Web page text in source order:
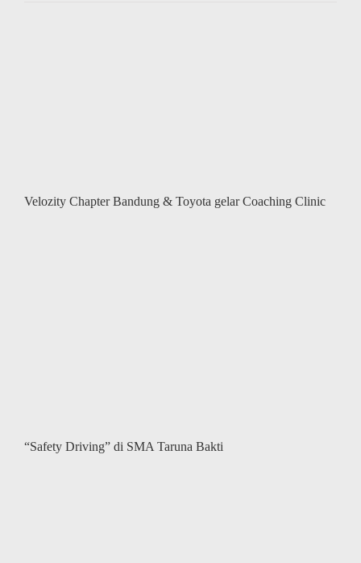
Velozity Chapter Bandung & Toyota gelar Coaching Clinic
“Safety Driving” di SMA Taruna Bakti